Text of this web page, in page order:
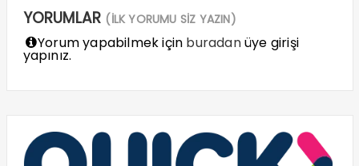
YORUMLAR (İLK YORUMU SİZ YAZIN)
Yorum yapabilmek için buradanüye girişi
yapınız.